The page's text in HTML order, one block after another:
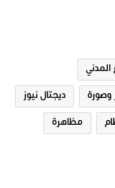
المدني
وصورة ديجتال نيوز
مظاهرة